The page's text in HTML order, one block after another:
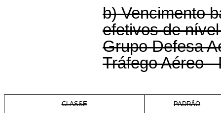
b) Vencimento
efetivos de
Grupo Defesa
Tráfego Aéreo -
CLASSE PADRÃO